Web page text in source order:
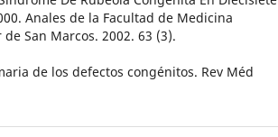
Anales de la Facultad de Medicina
San Marcos. 2002. 63 (3).
de los defectos congénitos. Rev Méd